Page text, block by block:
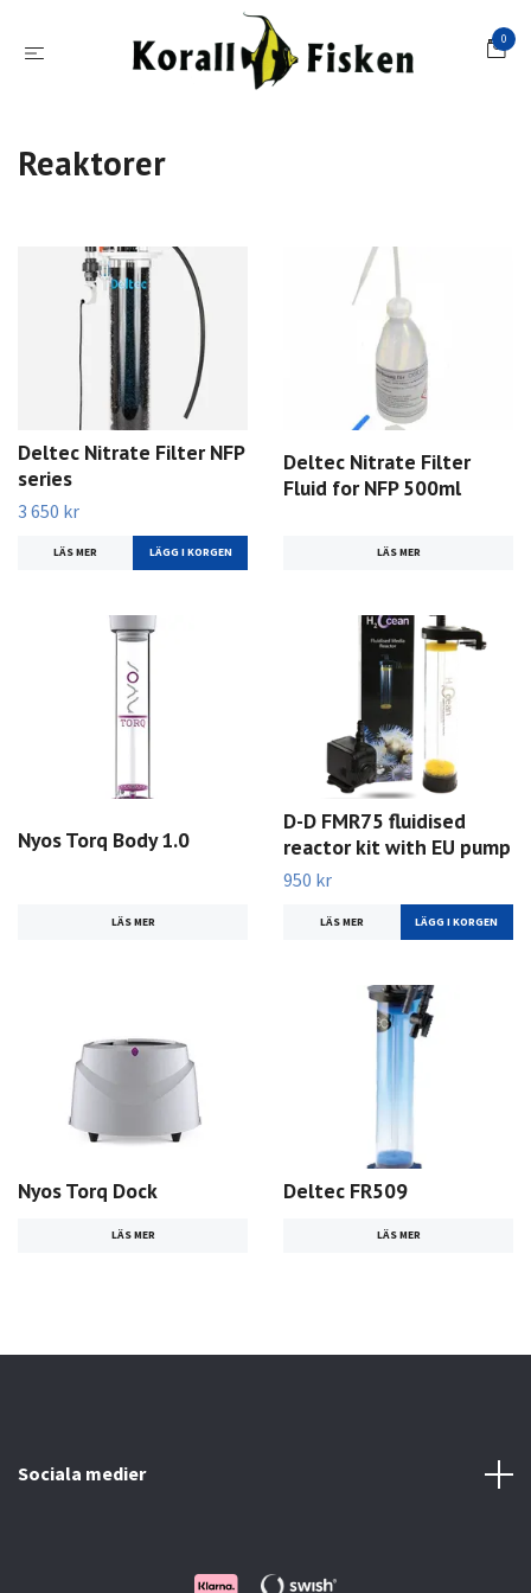
0
Reaktorer
Deltec Nitrate Filter NFP
series
3 650 kr
LÄS MER LÄGG I KORGEN
Deltec Nitrate Filter
Fluid for NFP 500ml
LÄS MER
Nyos Torq Body 1.0
LÄS MER
D-D FMR75 fluidised
reactor kit with EU pump
950 kr
LÄS MER
Nyos Torq Dock
LÄS MER
Deltec FR509
LÄS MER
Sociala medier